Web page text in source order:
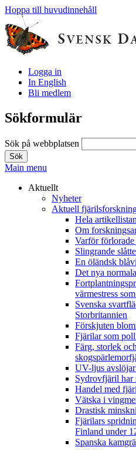
Hoppa till huvudinnehåll
Logga in
In English
Bli medlem
Sökformulär
Sök på webbplatsen
Main menu
Aktuellt
Nyheter
Aktuell
Hela artikellistan
Om
Varför
Slingrande
En öländsk
Det nya
värmestress
Svenska
Storbritannien
Förskjuten
Fjärilar som
Färg, storlek
UV-ljus
Sydrovfjäril har
Handel med
Vätska i
Drastisk
Fjärilars
Finland under
Spanska